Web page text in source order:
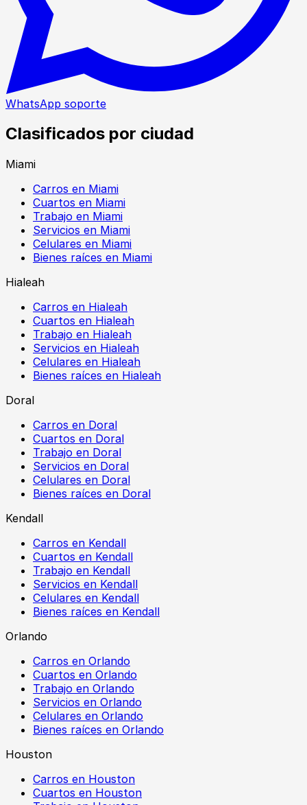
WhatsApp soporte
Clasificados por ciudad
Miami
Carros en Miami
Cuartos en Miami
Trabajo en Miami
Servicios en Miami
Celulares en Miami
Bienes raíces en Miami
Hialeah
Carros en Hialeah
Cuartos en Hialeah
Trabajo en Hialeah
Servicios en Hialeah
Celulares en Hialeah
Bienes raíces en Hialeah
Doral
Carros en Doral
Cuartos en Doral
Trabajo en Doral
Servicios en Doral
Celulares en Doral
Bienes raíces en Doral
Kendall
Carros en Kendall
Cuartos en Kendall
Trabajo en Kendall
Servicios en Kendall
Celulares en Kendall
Bienes raíces en Kendall
Orlando
Carros en Orlando
Cuartos en Orlando
Trabajo en Orlando
Servicios en Orlando
Celulares en Orlando
Bienes raíces en Orlando
Houston
Carros en Houston
Cuartos en Houston